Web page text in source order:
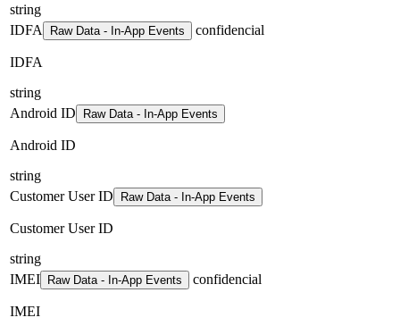
string
IDFA
Raw Data - In-App Events confidencial
IDFA
string
Android ID
Raw Data - In-App Events
Android ID
string
Customer User ID
Raw Data - In-App Events
Customer User ID
string
IMEI
Raw Data - In-App Events confidencial
IMEI